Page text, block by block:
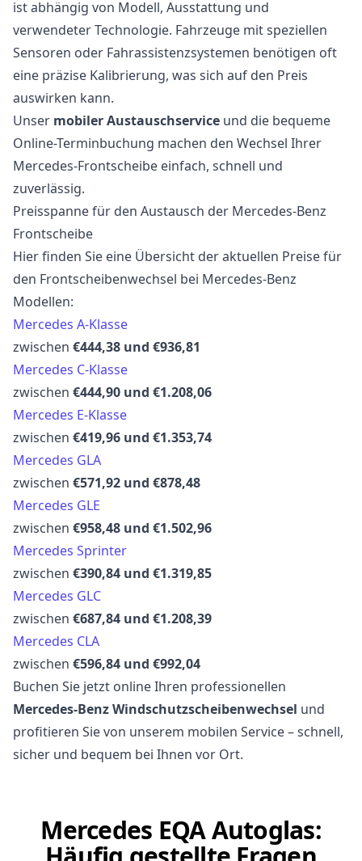
ist abhängig von Modell, Ausstattung und
verwendeter Technologie. Fahrzeuge mit speziellen
Sensoren oder Fahrassistenzsystemen benötigen oft
eine präzise Kalibrierung, was sich auf den Preis
auswirken kann.
Unser mobiler Austauschservice und die bequeme
Online-Terminbuchung machen den Wechsel Ihrer
Mercedes-Frontscheibe einfach, schnell und
zuverlässig.
Preisspanne für den Austausch der Mercedes-Benz
Frontscheibe
Hier finden Sie eine Übersicht der aktuellen Preise für
den Frontscheibenwechsel bei Mercedes-Benz
Modellen:
Mercedes A-Klasse
zwischen €444,38 und €936,81
Mercedes C-Klasse
zwischen €444,90 und €1.208,06
Mercedes E-Klasse
zwischen €419,96 und €1.353,74
Mercedes GLA
zwischen €571,92 und €878,48
Mercedes GLE
zwischen €958,48 und €1.502,96
Mercedes Sprinter
zwischen €390,84 und €1.319,85
Mercedes GLC
zwischen €687,84 und €1.208,39
Mercedes CLA
zwischen €596,84 und €992,04
Buchen Sie jetzt online Ihren professionellen
Mercedes-Benz Windschutzscheibenwechsel und
profitieren Sie von unserem mobilen Service – schnell,
sicher und bequem bei Ihnen vor Ort.
Mercedes EQA Autoglas: